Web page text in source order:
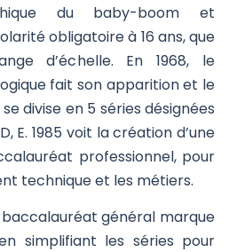
du baby-boom et
obligatoire à 16 ans, que
d’échelle. En 1968, le
fait son apparition et le
divise en 5 séries désignées
E. 1985 voit la création d’une
professionnel, pour
technique et les métiers.
baccalauréat général marque
simplifiant les séries pour